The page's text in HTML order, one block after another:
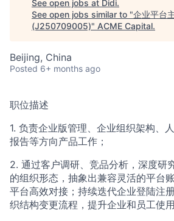
See open jobs at Didi.
See open jobs similar to "企业平台
(J250709005)" ACME Capital.
Beijing, China
Posted 6+ months ago
职位描述
1. 负责企业版管理、企业组织架构、
报告等方向产品工作；
2. 通过客户调研、竞品分析，深度研
的组织形态，抽象出兼容灵活的平台
平台高效对接；持续迭代企业登陆注
织结构变更流程，提升企业和员工使